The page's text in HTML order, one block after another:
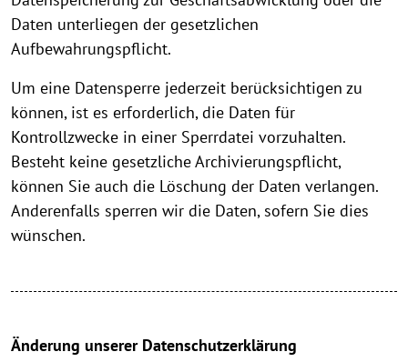
Daten unterliegen der gesetzlichen
Aufbewahrungspflicht.
Um eine Datensperre jederzeit berücksichtigen zu
können, ist es erforderlich, die Daten für
Kontrollzwecke in einer Sperrdatei vorzuhalten.
Besteht keine gesetzliche Archivierungspflicht,
können Sie auch die Löschung der Daten verlangen.
Anderenfalls sperren wir die Daten, sofern Sie dies
wünschen.
Änderung unserer Datenschutzerklärung